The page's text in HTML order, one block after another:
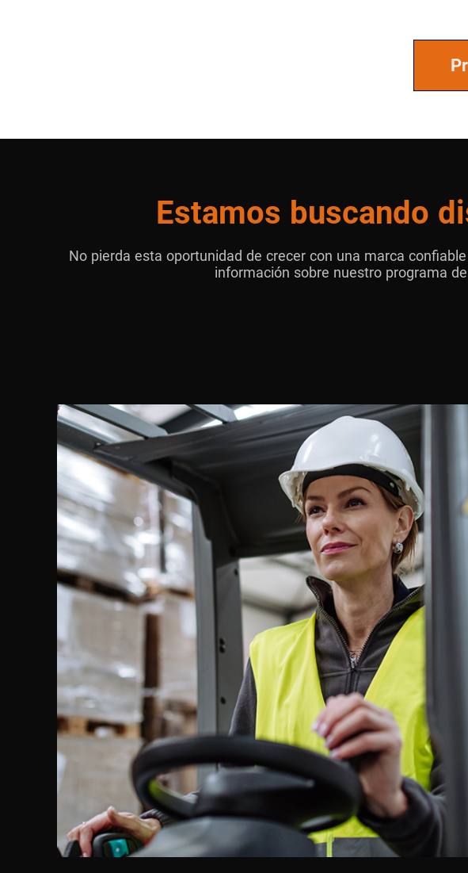
Estamos buscando
No pierda esta oportunidad de crecer con una marca
información sobre nuestro programa